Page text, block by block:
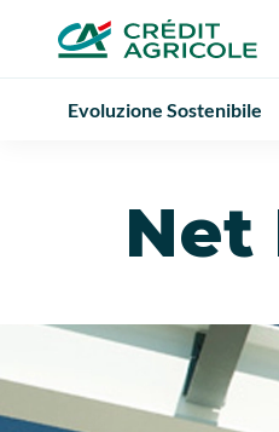
Evoluzione Sostenibile
Net